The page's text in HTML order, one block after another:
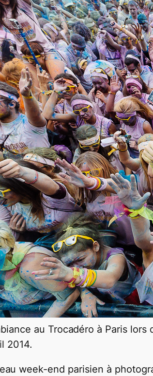
au Trocadéro à Paris
2014.
week-end parisien à